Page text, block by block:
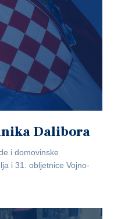
Dalibora
i domovinske
i 31. obljetnice Vojno-